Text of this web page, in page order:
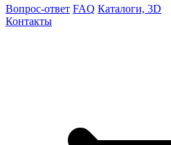
Вопрос-ответ FAQ Каталоги, 3D
Контакты